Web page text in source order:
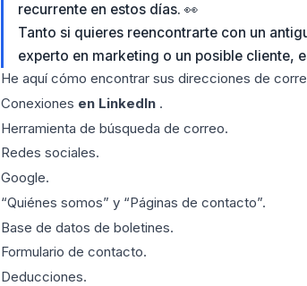
recurrente en estos días. 👀
Tanto si quieres reencontrarte con un
experto en marketing o un posible cliente,
He aquí cómo encontrar sus direcciones de
Conexiones en LinkedIn.
Herramienta de búsqueda de correo.
Redes sociales.
Google.
“Quiénes somos” y “Páginas de contacto”.
Base de datos de boletines.
Formulario de contacto.
Deducciones.